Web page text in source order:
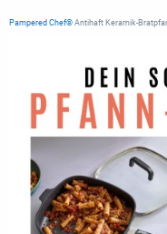
Pampered Chef® Antihaft Keramik-